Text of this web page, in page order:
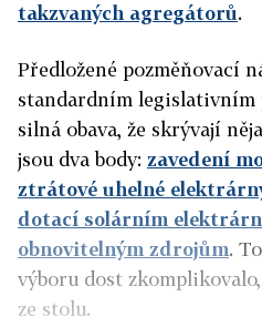
takzvaných agregátorů.
Předložené pozměňovací
standardním legislativním
silná obava, že skrývají
jsou dva body: zavedení
ztrátové uhelné
dotací solárním
obnovitelným zdrojům.
výboru dost
ze stolu.